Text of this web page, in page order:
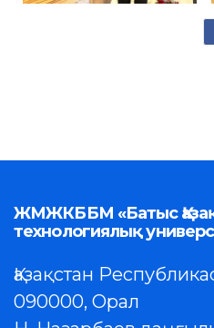
ЖМЖКББМ «Батыс
технологиялық
Қазақстан
090000, Орал